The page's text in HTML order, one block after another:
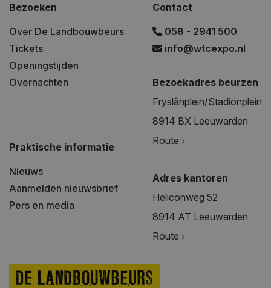
Bezoeken
Over De Landbouwbeurs
Tickets
Openingstijden
Overnachten
Praktische informatie
Nieuws
Aanmelden nieuwsbrief
Pers en media
Contact
058 - 2941 500
info@wtcexpo.nl
Bezoekadres beurzen
Fryslânplein/Stadionplein
8914 BX Leeuwarden
Route
Adres kantoren
Heliconweg 52
8914 AT Leeuwarden
Route